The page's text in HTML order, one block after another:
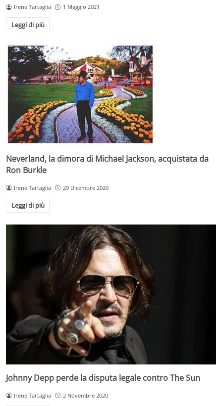
Irene Tartaglia 1 Maggio 2021
Leggi di più
Neverland, la dimora di Michael Jackson, acquistata da
Ron Burkle
Irene Tartaglia 29 Dicembre 2020
Leggi di più
Johnny Depp perde la disputa legale contro The Sun
Irene Tartaglia 2 Novembre 2020